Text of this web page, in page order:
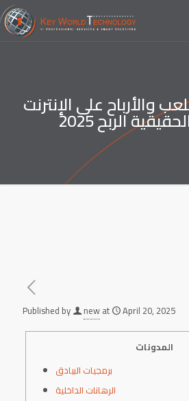
والأرباح على الإنترنت
الربح 2025
Published by newat April 20, 2025
المدونات
برمجيات البيادق
الرهانات الداخلية